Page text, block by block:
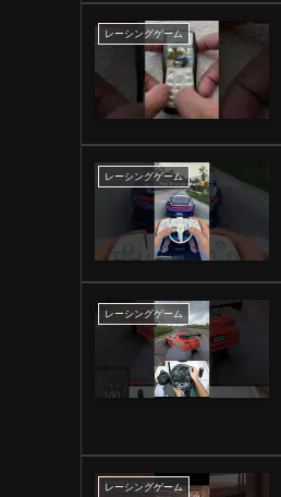
レーシングゲーム
レーシングゲーム
レーシングゲーム
レーシングゲーム